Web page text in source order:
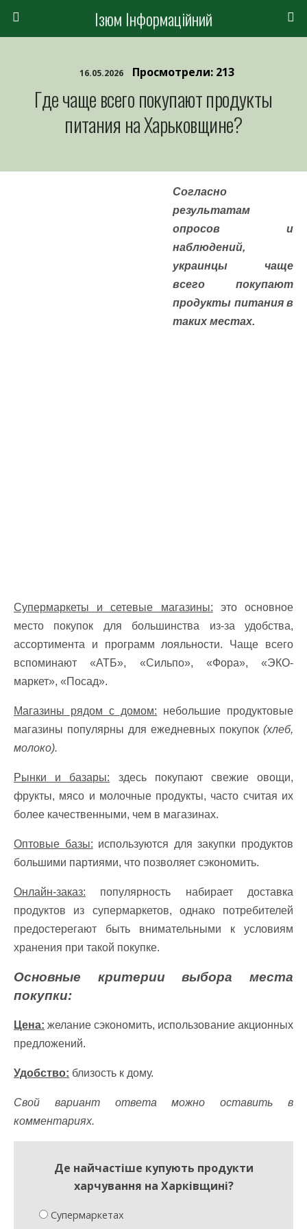
Ізюм Інформаційний
16.05.2026 Просмотрели: 213
Где чаще всего покупают продукты
питания на Харьковщине?
Согласно
результатам
опросов и
наблюдений,
украинцы чаще
всего покупают
продукты питания в
таких местах.
Супермаркеты и сетевые магазины: это основное
место покупок для большинства из-за удобства,
ассортимента и программ лояльности. Чаще всего
вспоминают «АТБ», «Сильпо», «Фора», «ЭКО-
маркет», «Посад».
Магазины рядом с домом: небольшие продуктовые
магазины популярны для ежедневных покупок (хлеб,
молоко).
Рынки и базары: здесь покупают свежие овощи,
фрукты, мясо и молочные продукты, часто считая их
более качественными, чем в магазинах.
Оптовые базы: используются для закупки продуктов
большими партиями, что позволяет сэкономить.
Онлайн-заказ: популярность набирает доставка
продуктов из супермаркетов, однако потребителей
предостерегают быть внимательными к условиям
хранения при такой покупке.
Основные критерии выбора места
покупки:
Цена: желание сэкономить, использование акционных
предложений.
Удобство: близость к дому.
Свой вариант ответа можно оставить в
комментариях.
Де найчастіше купують продукти
харчування на Харківщині?
Супермаркетах